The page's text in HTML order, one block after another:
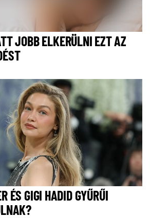
JOBB ELKERÜLNI EZT AZ
ÉS GIGI HADID GYŰRŰI